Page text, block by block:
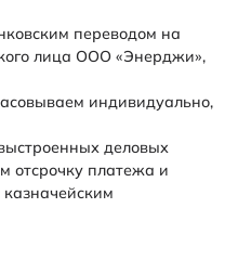
переводом на
лица ООО «Энерджи»,
индивидуально,
деловых
отсрочку платежа и